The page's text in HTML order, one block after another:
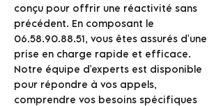
conçu pour offrir une réactivité sans
précédent. En composant le
06.58.90.88.51, vous êtes assurés d'une
prise en charge rapide et efficace.
Notre équipe d'experts est disponible
pour répondre à vos appels,
comprendre vos besoins spécifiques